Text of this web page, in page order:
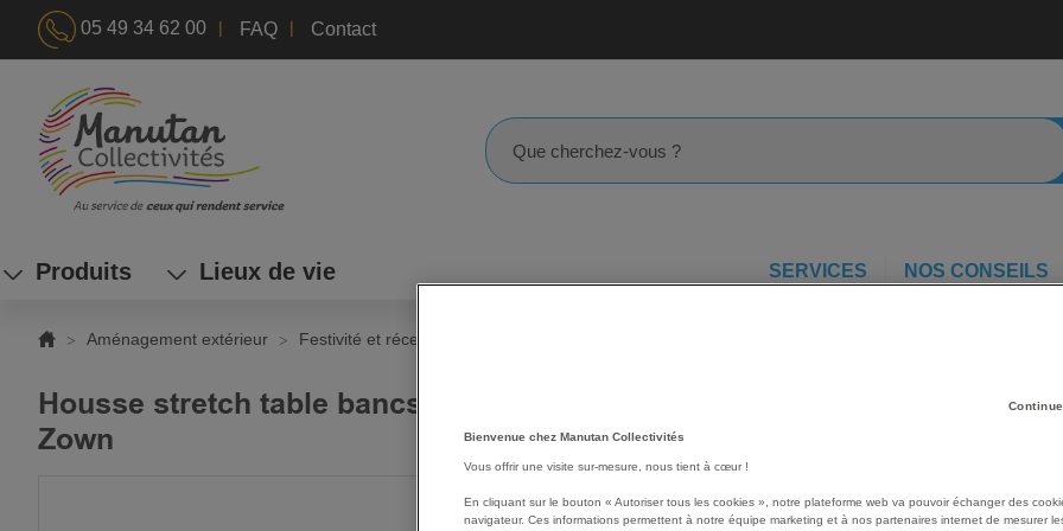
05 49 34 62 00 | FAQ | Contact
ALLEZ
AU
CONTENU
Rechercher
Produits Lieux de vie SERVICES NOS CONSEILS
Aménagement extérieur Festivité et réception
Housse stretch table bancs Munich 70 -
Zown
Housse stretch pour
Tissus anti-plis, faciles à
conservent leur forme et
Coutures résistantes et
Bienvenue chez Manutan Collectivités
Vous offrir une visite sur-mesure, nous tient à cœur !
En cliquant sur le bouton « Autoriser tous les cookies », notre plateforme web va pouvoir échanger des
navigateur. Ces informations permettent à notre équipe marketing et à nos partenaires internet de mesurer